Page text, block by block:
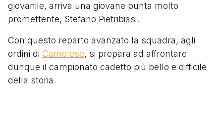
giovanile, arriva una giovane punta molto
promettente, Stefano Pietribiasi.
Con questo reparto avanzato la squadra, agli
ordini di Camolese, si prepara ad affrontare
dunque il campionato cadetto più bello e difficile
della storia.